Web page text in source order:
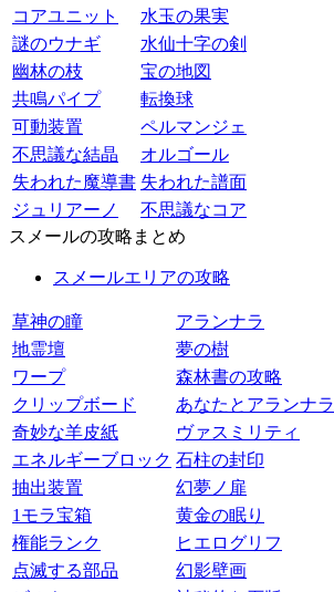
コアユニット
水玉の果実
謎のウナギ
水仙十字の剣
幽林の枝
宝の地図
共鳴パイプ
転換球
可動装置
ペルマンジェ
不思議な結晶
オルゴール
失われた魔導書 失われた譜面
ジュリアーノ
不思議なコア
スメールの攻略まとめ
スメールエリアの攻略
草神の瞳
アランナラ
地霊壇
夢の樹
ワープ
森林書の攻略
クリップボード
あなたとアランナラ
奇妙な羊皮紙
ヴァスミリティ
エネルギーブロック 石柱の封印
抽出装置
幻夢ノ扉
1モラ宝箱
黄金の眠り
権能ランク
ヒエログリフ
点滅する部品
幻影壁画